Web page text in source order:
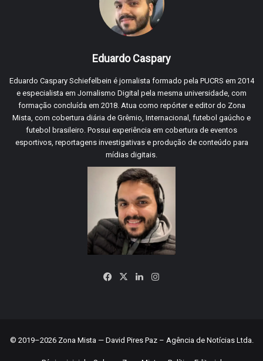
Eduardo Caspary
Eduardo Caspary Schiefelbein é jornalista formado pela PUCRS em 2014
e especialista em Jornalismo Digital pela mesma universidade, com
formação concluída em 2018. Atua como repórter e editor do Zona
Mista, com cobertura diária de Grêmio, Internacional, futebol gaúcho e
futebol brasileiro. Possui experiência em cobertura de eventos
esportivos, reportagens investigativas e produção de conteúdo para
mídias digitais.
Facebook
X LinkedinInstagram
© 2019–2026 Zona Mista — David Pires Paz – Agência de Notícias Ltda.